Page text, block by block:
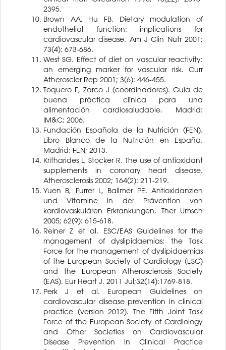
2395.
Brown AA, Hu FB. Dietary modulation of
endothelial function: implications for
cardiovascular disease. Am J Clin Nutr 2001;
73(4): 673-686.
West SG. Effect of diet on vascular reactivity:
an emerging marker for vascular risk. Curr
Atheroscler Rep 2001; 3(6): 446-455.
Toquero F, Zarco J (coordinadores). Guía de
buena práctica clínica para una
alimentación cardiosaludable. Madrid:
IM&C; 2006.
Fundación Española de la Nutrición (FEN).
Libro Blanco de la Nutrición en España.
Madrid: FEN; 2013.
Kritharides L, Stocker R. The use of antioxidant
supplements in coronary heart disease.
Atherosclerosis 2002; 164(2): 211-219.
Yuen B, Furrer L, Ballmer PE. Antioxidanzien
und Vitamine in der Prävention von
kardiovaskulären Erkrankungen. Ther Umsch
2005; 62(9): 615-618.
Reiner Z et al. ESC/EAS Guidelines for the
management of dyslipidaemias: the Task
Force for the management of dyslipidaemias
of the European Society of Cardiology (ESC)
and the European Atherosclerosis Society
(EAS). Eur Heart J. 2011 Jul;32(14):1769-818.
Perk J et al. European Guidelines on
cardiovascular disease prevention in clinical
practice (version 2012). The Fifth Joint Task
Force of the European Society of Cardiology
and Other Societies on Cardiovascular
Disease Prevention in Clinical Practice